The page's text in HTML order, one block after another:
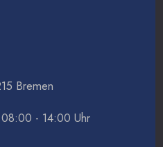
Bremen
- 14:00 Uhr